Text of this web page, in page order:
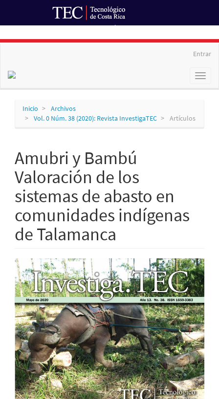
Entrar
Toggle
Inicio
Archivos
Vol. 0 Núm. 38 (2020): Revista InvestigaTEC
Artículos
Amubri y Bambú
Valoración de los
sistemas de abasto en
comunidades indígenas
de Talamanca
Barra
lateral
del
artículo